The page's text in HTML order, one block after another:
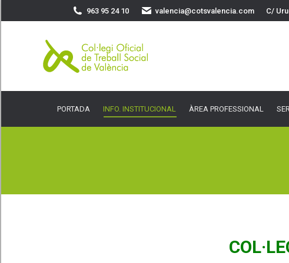
963 95 24 10 valencia@cotsvalencia.com C/
PORTADA INFO. INSTITUCIONAL ÀREA PROFESSIONAL
ÀREA PROFESSIONAL